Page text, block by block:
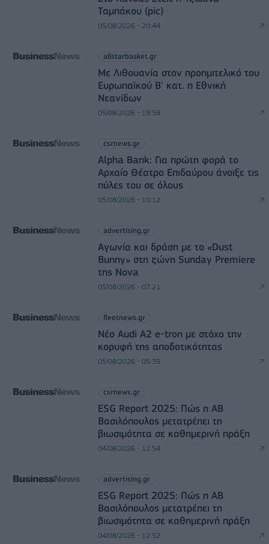
Ταμπάκου (pic)
05/08/2026 - 20:44
allstarbasket.gr
Με Λιθουανία στον προημιτελικό του
Ευρωπαϊκού Β' κατ. η Εθνική
Νεανίδων
05/08/2026 - 19:58
csrnews.gr
Alpha Bank: Για πρώτη φορά το
Αρχαίο Θέατρο Επιδαύρου άνοιξε τις
πύλες του σε όλους
05/08/2026 - 10:12
advertising.gr
Αγωνία και δράση με το «Dust
Bunny» στη ζώνη Sunday Premiere
της Nova
05/08/2026 - 07:21
fleetnews.gr
Νέο Audi A2 e-tron με στόχο την
κορυφή της αποδοτικότητας
05/08/2026 - 05:39
csrnews.gr
ESG Report 2025: Πώς η ΑΒ
Βασιλόπουλος μετατρέπει τη
βιωσιμότητα σε καθημερινή πράξη
04/08/2026 - 12:54
advertising.gr
ESG Report 2025: Πώς η ΑΒ
Βασιλόπουλος μετατρέπει τη
βιωσιμότητα σε καθημερινή πράξη
04/08/2026 - 12:52